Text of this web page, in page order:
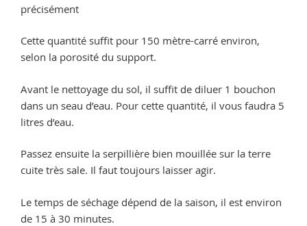
précisément
Cette quantité suffit pour 150 mètre-carré environ,
selon la porosité du support.
Avant le nettoyage du sol, il suffit de diluer 1 bouchon
dans un seau d’eau. Pour cette quantité, il vous faudra 5
litres d’eau.
Passez ensuite la serpillière bien mouillée sur la terre
cuite très sale. Il faut toujours laisser agir.
Le temps de séchage dépend de la saison, il est environ
de 15 à 30 minutes.